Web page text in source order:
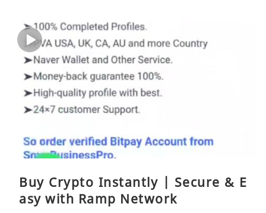
Buy Crypto Instantly | Secure & E
asy with Ramp Network